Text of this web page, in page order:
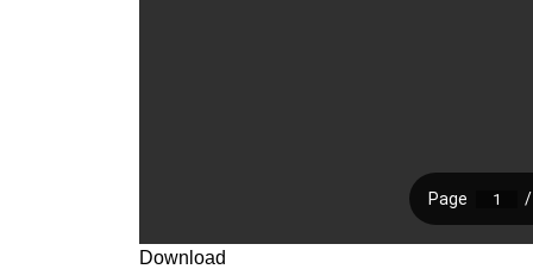
Download